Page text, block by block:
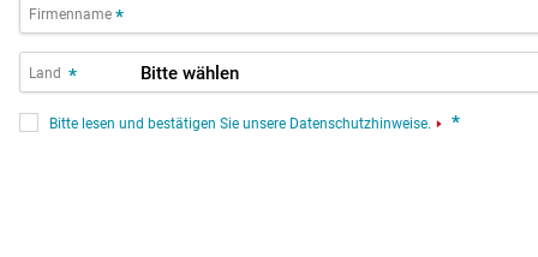
Firmenname *
Land *
Bitte lesen und bestätigen Sie unsere Datenschutzhinweise. *